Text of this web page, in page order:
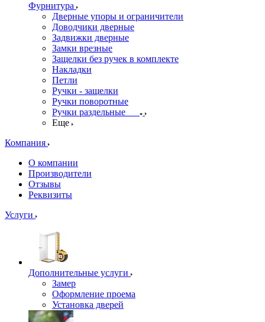
Фурнитура
Дверные упоры и ограничители
Доводчики дверные
Задвижки дверные
Замки врезные
Защелки без ручек в комплекте
Накладки
Петли
Ручки - защелки
Ручки поворотные
Ручки раздельные
Еще
Компания
О компании
Производители
Отзывы
Реквизиты
Услуги
Дополнительные услуги
Замер
Оформление проема
Установка дверей